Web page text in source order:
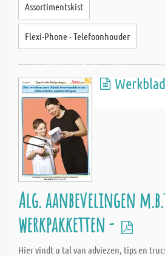
Assortimentskist
Flexi-Phone - Telefoonhouder
Werkblad
Alg. aanbevelingen
werkpakketten -
Hier vindt u tal van adviezen, tips en